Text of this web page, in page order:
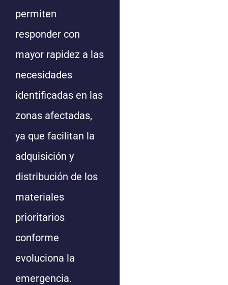
permiten
responder con
mayor rapidez a las
necesidades
identificadas en las
zonas afectadas,
ya que facilitan la
adquisición y
distribución de los
materiales
prioritarios
conforme
evoluciona la
emergencia.